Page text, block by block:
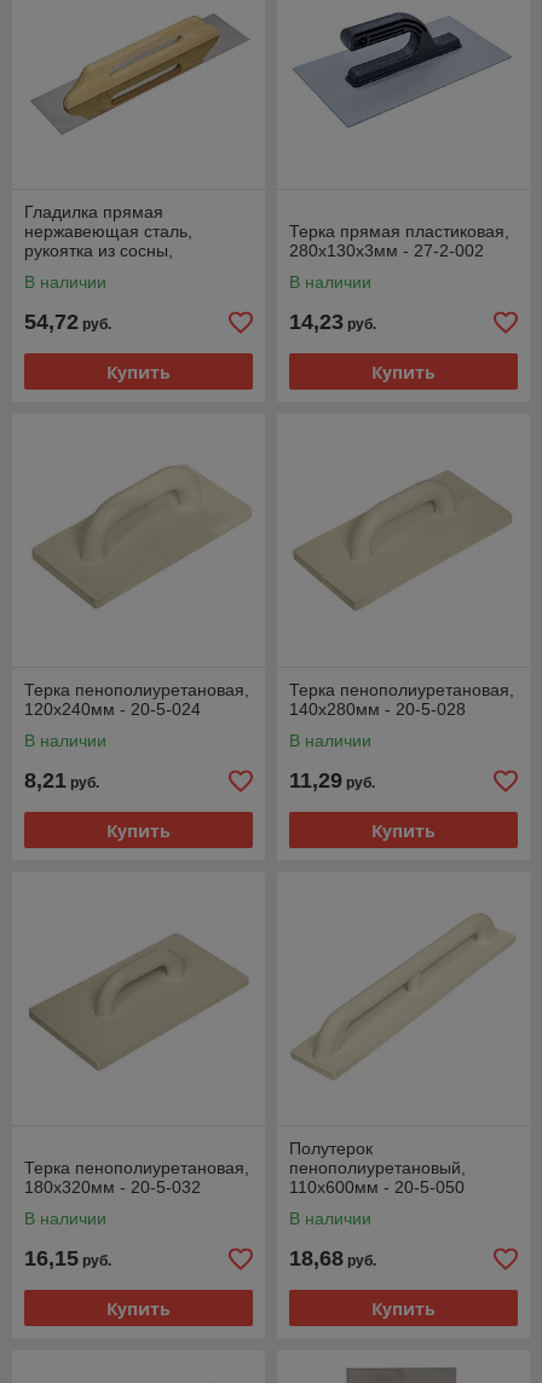
Гладилка прямая
нержавеющая сталь,
рукоятка из сосны,
В наличии
54,72 руб.
Купить
Терка прямая пластиковая,
280х130х3мм - 27-2-002
В наличии
14,23 руб.
Купить
Терка пенополиуретановая,
120х240мм - 20-5-024
В наличии
8,21 руб.
Купить
Терка пенополиуретановая,
140х280мм - 20-5-028
В наличии
11,29 руб.
Купить
Терка пенополиуретановая,
180х320мм - 20-5-032
В наличии
16,15 руб.
Купить
Полутерок
пенополиуретановый,
110х600мм - 20-5-050
В наличии
18,68 руб.
Купить